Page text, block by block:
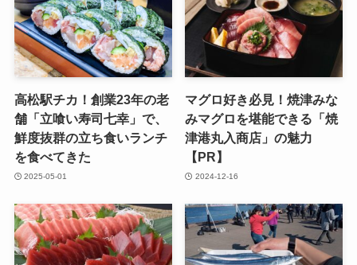
高松駅チカ！創業23年の老
舗「立喰い寿司七幸」で、
鮮度抜群の立ち食いランチ
を食べてきた
2025-05-01
マグロ好き必見！焼津みな
みマグロを堪能できる「焼
津港丸入商店」の魅力
【PR】
2024-12-16